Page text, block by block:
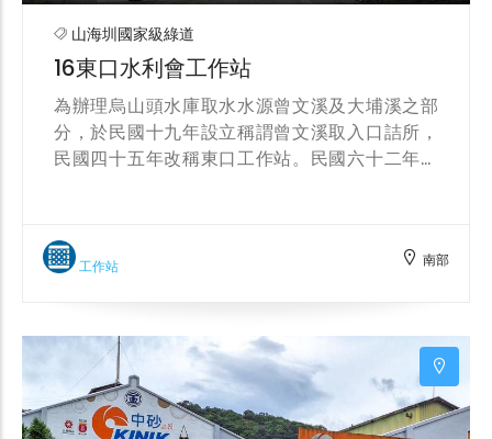
山海圳國家級綠道
16東口水利會工作站
為辦理烏山頭水庫取水水源曾文溪及大埔溪之部
分，於民國十九年設立稱謂曾文溪取入口詰所，
民國四十五年改稱東口工作站。民國六十二年曾
圳之路的重要記憶。1920年代，八田與一興建烏
山頭水庫，為從曾文溪上游引水，因而在位於台
台南市東山區境內的出水口稱為「西口」；其
中，幽靜的「西口小瑞士」曾是知名的露營營
地，而翻越烏山嶺的「東西口健行」路線更是許
多4、5年級生的青春回憶。 這段湮沒多年的越嶺
工作站 南部